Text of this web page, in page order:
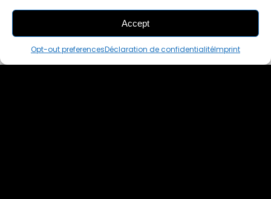
Accept
Opt-out preferencesDéclaration de confidentialitéImprint
THIS PAIR IS
ALREADY SOLD OUT